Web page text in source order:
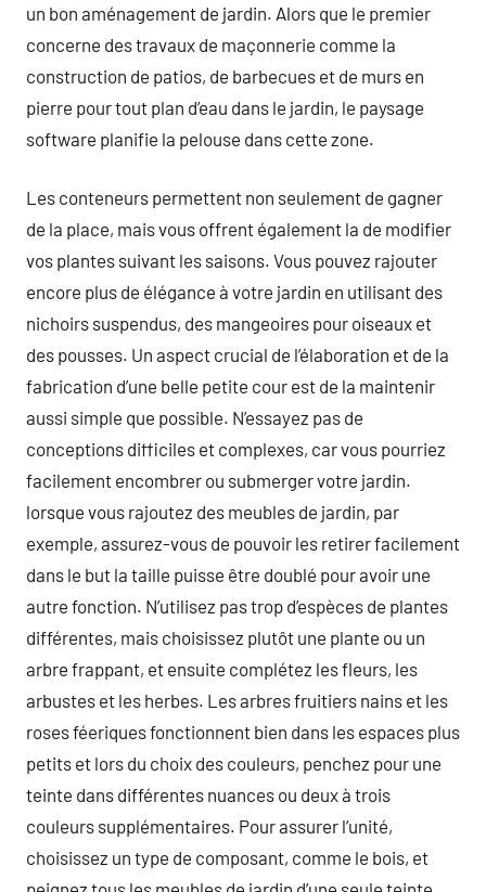
un bon aménagement de jardin. Alors que le premier
concerne des travaux de maçonnerie comme la
construction de patios, de barbecues et de murs en
pierre pour tout plan d’eau dans le jardin, le paysage
software planifie la pelouse dans cette zone.
Les conteneurs permettent non seulement de gagner
de la place, mais vous offrent également la de modifier
vos plantes suivant les saisons. Vous pouvez rajouter
encore plus de élégance à votre jardin en utilisant des
nichoirs suspendus, des mangeoires pour oiseaux et
des pousses. Un aspect crucial de l’élaboration et de la
fabrication d’une belle petite cour est de la maintenir
aussi simple que possible. N’essayez pas de
conceptions difficiles et complexes, car vous pourriez
facilement encombrer ou submerger votre jardin.
lorsque vous rajoutez des meubles de jardin, par
exemple, assurez-vous de pouvoir les retirer facilement
dans le but la taille puisse être doublé pour avoir une
autre fonction. N’utilisez pas trop d’espèces de plantes
différentes, mais choisissez plutôt une plante ou un
arbre frappant, et ensuite complétez les fleurs, les
arbustes et les herbes. Les arbres fruitiers nains et les
roses féeriques fonctionnent bien dans les espaces plus
petits et lors du choix des couleurs, penchez pour une
teinte dans différentes nuances ou deux à trois
couleurs supplémentaires. Pour assurer l’unité,
choisissez un type de composant, comme le bois, et